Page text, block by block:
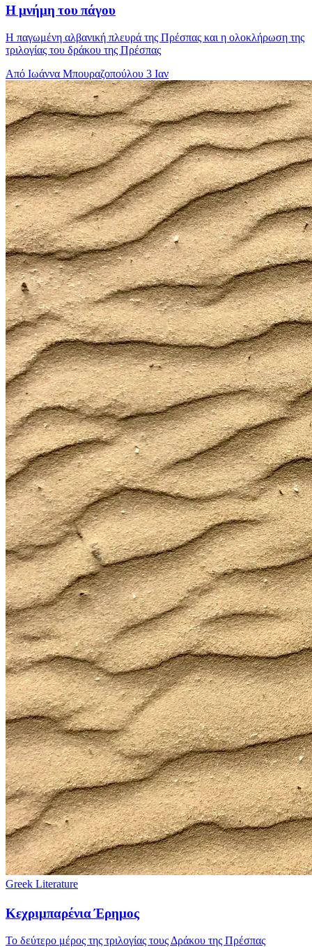
Η μνήμη του πάγου
H παγωμένη αλβανική πλευρά της Πρέσπας και η ολοκλήρωση της
τριλογίας του δράκου της Πρέσπας
Από Ιωάννα Μπουραζοπούλου 3 Ιαν
Greek Literature
Κεχριμπαρένια Έρημος
Το δεύτερο μέρος της τριλογίας τους Δράκου της Πρέσπας